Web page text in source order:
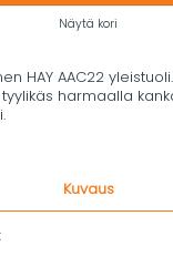
Näytä kori
HAY AAC22
harmaalla
Kuvaus